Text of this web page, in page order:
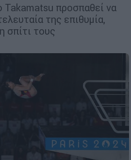
Takamatsu προσπαθεί να
της επιθυμία,
σπίτι τους